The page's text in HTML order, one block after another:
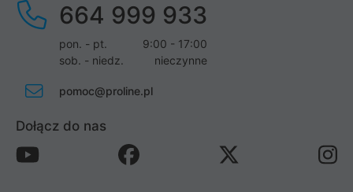
664 999 933
pon. - pt.
9:00 - 17:00
sob. - niedz.
nieczynne
pomoc@proline.pl
Dołącz do nas